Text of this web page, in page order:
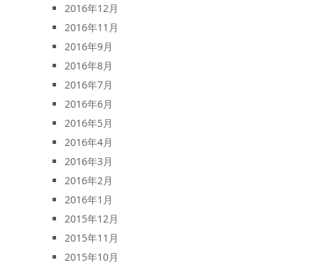
2016年12月
2016年11月
2016年9月
2016年8月
2016年7月
2016年6月
2016年5月
2016年4月
2016年3月
2016年2月
2016年1月
2015年12月
2015年11月
2015年10月